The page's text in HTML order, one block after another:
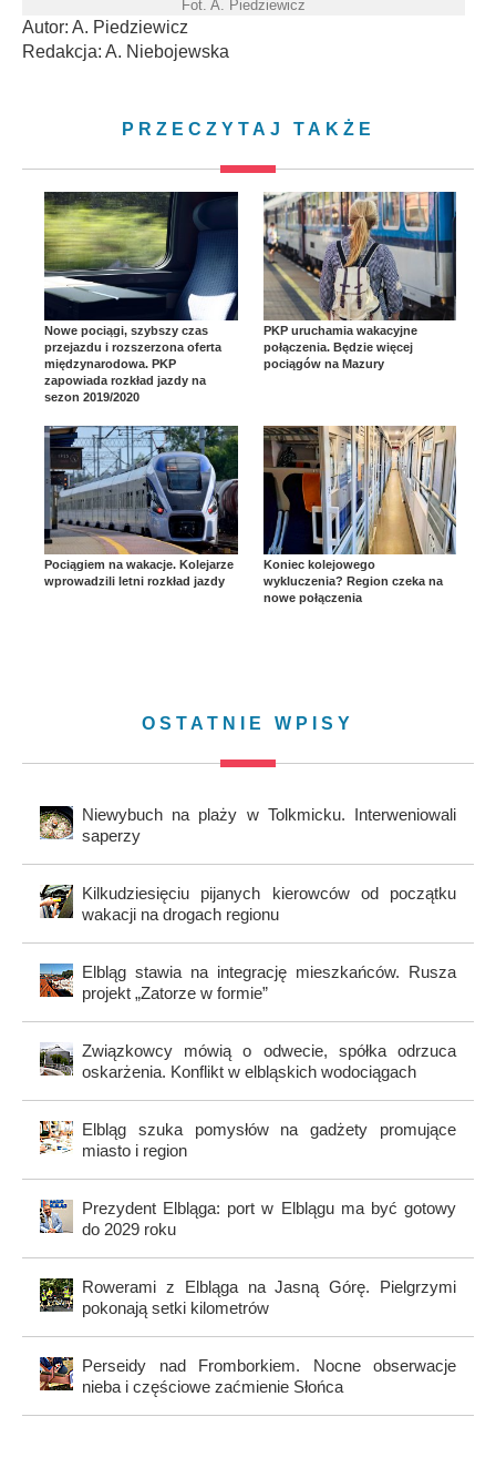
Fot. A. Piedziewicz
Autor: A. Piedziewicz
Redakcja: A. Niebojewska
PRZECZYTAJ TAKŻE
Nowe pociągi, szybszy czas
przejazdu i rozszerzona oferta
międzynarodowa. PKP
zapowiada rozkład jazdy na
sezon 2019/2020
PKP uruchamia wakacyjne
połączenia. Będzie więcej
pociągów na Mazury
Pociągiem na wakacje. Kolejarze
wprowadzili letni rozkład jazdy
Koniec kolejowego
wykluczenia? Region czeka na
nowe połączenia
OSTATNIE WPISY
Niewybuch na plaży w Tolkmicku. Interweniowali
saperzy
Kilkudziesięciu pijanych kierowców od początku
wakacji na drogach regionu
Elbląg stawia na integrację mieszkańców. Rusza
projekt „Zatorze w formie”
Związkowcy mówią o odwecie, spółka odrzuca
oskarżenia. Konflikt w elbląskich wodociągach
Elbląg szuka pomysłów na gadżety promujące
miasto i region
Prezydent Elbląga: port w Elblągu ma być gotowy
do 2029 roku
Rowerami z Elbląga na Jasną Górę. Pielgrzymi
pokonają setki kilometrów
Perseidy nad Fromborkiem. Nocne obserwacje
nieba i częściowe zaćmienie Słońca